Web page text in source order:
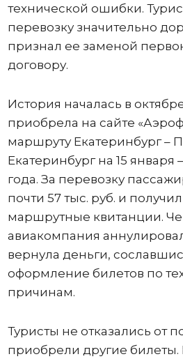
технической ошибки.
перевозку значительно
признал ее заменой
договору.
История началась в
приобрела на сайте
маршруту Екатеринбург –
Екатеринбург на 15 января
года. За перевозку
почти 57 тыс. руб. и
маршрутные квитанции.
авиакомпания
вернула деньги,
оформление билетов по
причинам.
Туристы не отказались от
приобрели другие билеты.